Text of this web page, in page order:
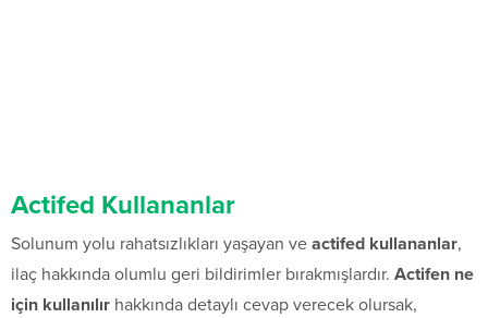
Actifed Kullananlar
Solunum yolu rahatsızlıkları yaşayan ve actifed kullananlar,
ilaç hakkında olumlu geri bildirimler bırakmışlardır. Actifen ne
için kullanılır hakkında detaylı cevap verecek olursak,